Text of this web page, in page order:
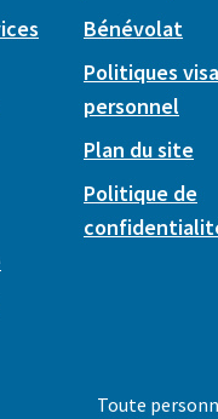
Bénévolat
Politiques
personnel
Plan du site
Politique de
Toute